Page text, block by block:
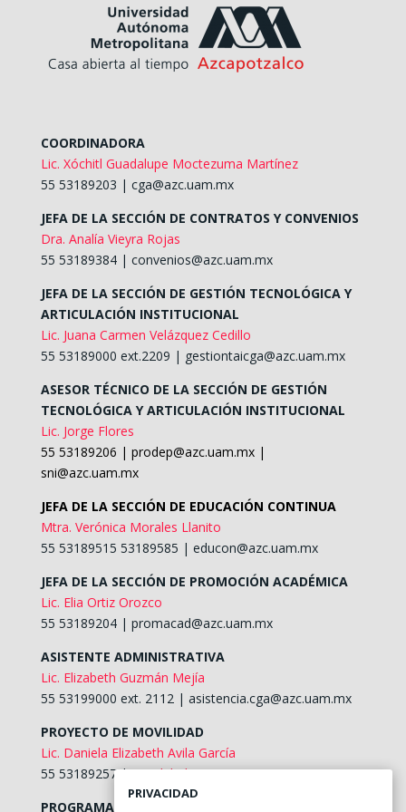
COORDINADORA
Lic. Xóchitl Guadalupe Moctezuma Martínez
55 53189203 | cga@azc.uam.mx
JEFA DE LA SECCIÓN DE CONTRATOS Y CONVENIOS
Dra. Analía Vieyra Rojas
55 53189384 | convenios@azc.uam.mx
JEFA DE LA SECCIÓN DE GESTIÓN TECNOLÓGICA Y
ARTICULACIÓN INSTITUCIONAL
Lic. Juana Carmen Velázquez Cedillo
55 53189000 ext.2209 | gestiontaicga@azc.uam.mx
ASESOR TÉCNICO DE LA SECCIÓN DE GESTIÓN
TECNOLÓGICA Y ARTICULACIÓN INSTITUCIONAL
Lic. Jorge Flores
55 53189206 | prodep@azc.uam.mx|
sni@azc.uam.mx
JEFA DE LA SECCIÓN DE EDUCACIÓN CONTINUA
Mtra. Verónica Morales Llanito
55 53189515 53189585 | educon@azc.uam.mx
JEFA DE LA SECCIÓN DE PROMOCIÓN ACADÉMICA
Lic. Elia Ortiz Orozco
55 53189204 | promacad@azc.uam.mx
ASISTENTE ADMINISTRATIVA
Lic. Elizabeth Guzmán Mejía
55 53199000 ext. 2112 | asistencia.cga@azc.uam.mx
PROYECTO DE MOVILIDAD
Lic. Daniela Elizabeth Avila García
55 53189257 |movilidad@azc.uam.mx
PROGRAMA DE SERVICIO SOCIAL
PRIVACIDAD